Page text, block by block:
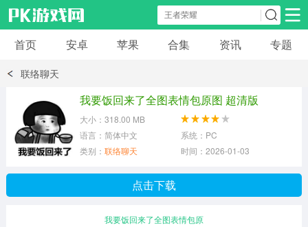
安卓应用 安卓游戏
模拟经营
首页 安卓 苹果 合集 资讯 专题
联络聊天
我要饭回来了全图表情包原图 超清版
大小：318.00 MB
语言：简体中文
系统：PC
类别： 联络聊天 时间：2026-01-03
点击下载
我要饭回来了全图表情包原